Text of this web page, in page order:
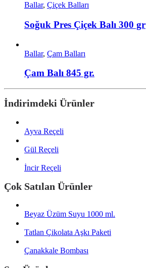
Ballar, Çiçek Balları
Soğuk Pres Çiçek Balı 300 gr
Ballar, Çam Balları
Çam Balı 845 gr.
İndirimdeki Ürünler
Ayva Reçeli
Gül Reçeli
İncir Reçeli
Çok Satılan Ürünler
Beyaz Üzüm Suyu 1000 ml.
Tatlan Çikolata Aşkı Paketi
Çanakkale Bombası